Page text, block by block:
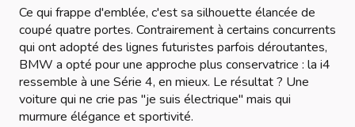
Ce qui frappe d'emblée, c'est sa silhouette élancée de
coupé quatre portes. Contrairement à certains concurrents
qui ont adopté des lignes futuristes parfois déroutantes,
BMW a opté pour une approche plus conservatrice : la i4
ressemble à une Série 4, en mieux. Le résultat ? Une
voiture qui ne crie pas "je suis électrique" mais qui
murmure élégance et sportivité.